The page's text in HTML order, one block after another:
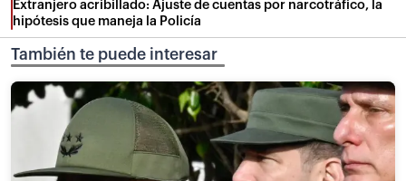
Extranjero acribillado: Ajuste de cuentas por narcotráfico, la
hipótesis que maneja la Policía
También te puede interesar